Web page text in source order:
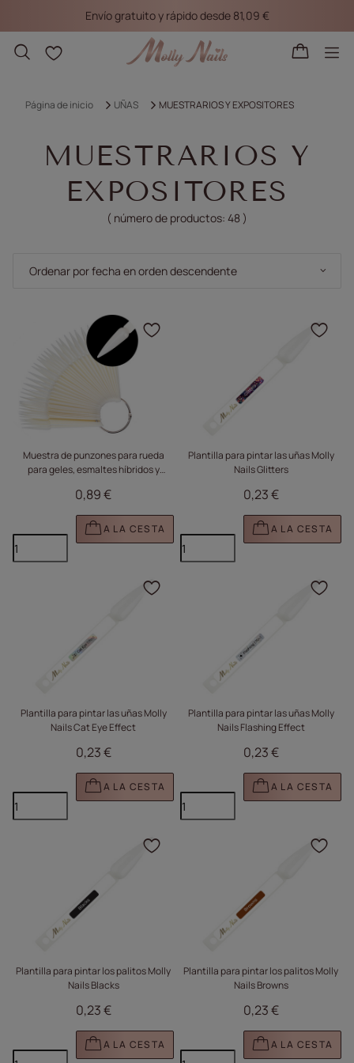
Envío gratuito y rápido desde 81,09 €
Listas de la compra
Página de inicio UÑAS MUESTRARIOS Y EXPOSITORES
MUESTRARIOS Y
EXPOSITORES
( número de productos: 48 )
Cambiar la clasificación
Ordenar por fecha en orden descendente
Muestra de punzones para rueda
para geles, esmaltes híbridos y
0,89 €
A LA CESTA
Haga clic para añadir
Plantilla para pintar las uñas Molly
Nails Glitters
0,23 €
A LA CESTA
Plantilla para pintar las uñas Molly
Nails Cat Eye Effect
0,23 €
A LA CESTA
Haga clic para añadir
Plantilla para pintar las uñas Molly
Nails Flashing Effect
0,23 €
A LA CESTA
Plantilla para pintar los palitos Molly
Nails Blacks
0,23 €
A LA CESTA
Haga clic para añadir
Plantilla para pintar los palitos Molly
Nails Browns
0,23 €
A LA CESTA